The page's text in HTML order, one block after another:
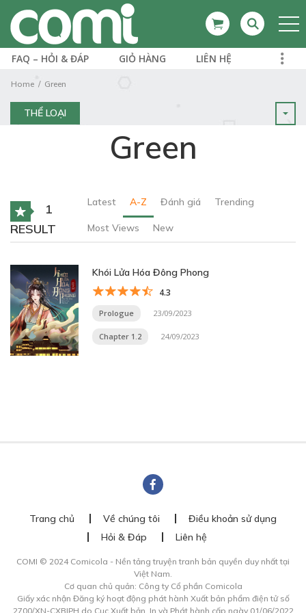
FAQ – HỎI & ĐÁP GIỎ HÀNG LIÊN HỆ
Home Green
THỂ LOẠI
Green
1
RESULT
Latest A-Z Đánh giá Trending
Most Views New
Khói Lửa Hóa Đông Phong
4.3
Prologue 23/09/2023
Chapter 1.2 24/09/2023
Trang chủ Về chúng tôi
Điều khoản sử dụng
Hỏi & Đáp
Liên hệ
COMI © 2024 Comicola - Nền tảng truyện tranh bản quyền duy nhất tại
Việt Nam.
Cơ quan chủ quản: Công ty Cổ phần Comicola
Giấy xác nhận Đăng ký hoạt động phát hành Xuất bản phẩm điện tử số
2700/XN-CXBIPH do Cục Xuất bản, In và Phát hành cấp ngày 01/06/2022